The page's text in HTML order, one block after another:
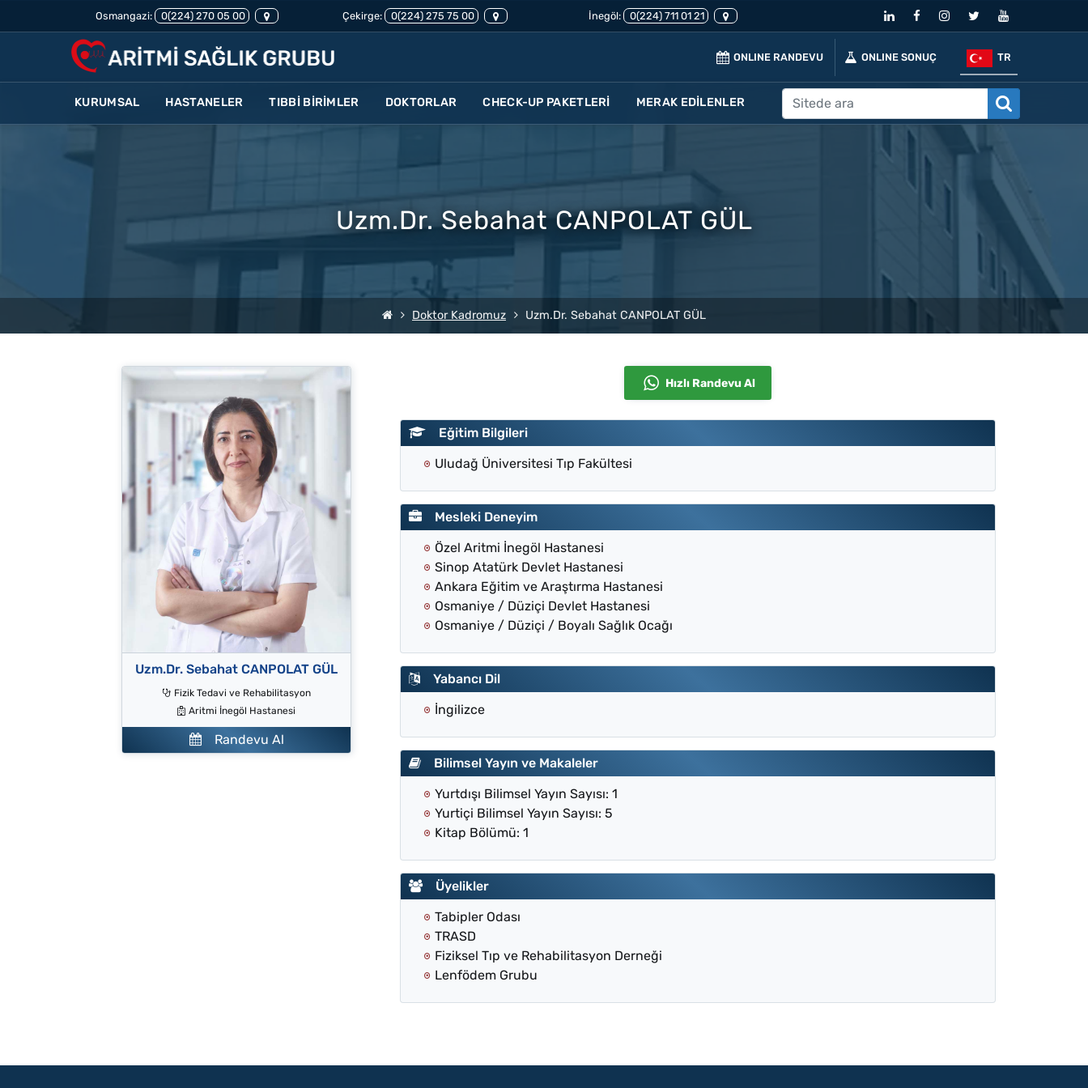
Osmangazi: 0(224) 270 05 00 Çekirge: 0(224) 275 75 00 İnegöl: 0(224) 711 01 21
ONLINE RANDEVU ONLINE SONUÇ TR
KURUMSAL HASTANELER TIBBİ BİRİMLER DOKTORLAR CHECK-UP PAKETLERİ MERAK EDİLENLER
Uzm.Dr. Sebahat CANPOLAT GÜL
Doktor Kadromuz Uzm.Dr. Sebahat CANPOLAT GÜL
Uzm.Dr. Sebahat CANPOLAT GÜL
Fizik Tedavi ve Rehabilitasyon
Aritmi İnegöl Hastanesi
Randevu Al
Hızlı Randevu Al
Eğitim Bilgileri
Uludağ Üniversitesi Tıp Fakültesi
Mesleki Deneyim
Özel Aritmi İnegöl Hastanesi
Sinop Atatürk Devlet Hastanesi
Ankara Eğitim ve Araştırma Hastanesi
Osmaniye / Düziçi Devlet Hastanesi
Osmaniye / Düziçi / Boyalı Sağlık Ocağı
Yabancı Dil
İngilizce
Bilimsel Yayın ve Makaleler
Yurtdışı Bilimsel Yayın Sayısı: 1
Yurtiçi Bilimsel Yayın Sayısı: 5
Kitap Bölümü: 1
Üyelikler
Tabipler Odası
TRASD
Fiziksel Tıp ve Rehabilitasyon Derneği
Lenfödem Grubu